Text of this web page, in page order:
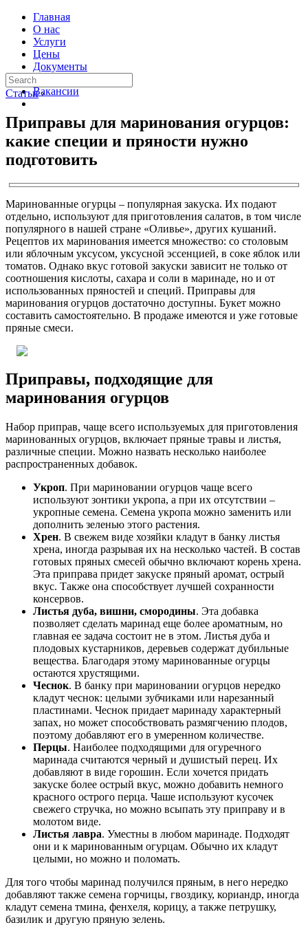
Главная
О нас
Услуги
Цены
Документы
Контакты
Вакансии
Статьи ›
Приправы для маринования огурцов:
какие специи и пряности нужно
подготовить
Маринованные огурцы – популярная закуска. Их подают
отдельно, используют для приготовления салатов, в том числе
популярного в нашей стране «Оливье», других кушаний.
Рецептов их маринования имеется множество: со столовым
или яблочным уксусом, уксусной эссенцией, в соке яблок или
томатов. Однако вкус готовой закуски зависит не только от
соотношения кислоты, сахара и соли в маринаде, но и от
использованных пряностей и специй. Приправы для
маринования огурцов достаточно доступны. Букет можно
составить самостоятельно. В продаже имеются и уже готовые
пряные смеси.
Приправы, подходящие для
маринования огурцов
Набор приправ, чаще всего используемых для приготовления
маринованных огурцов, включает пряные травы и листья,
различные специи. Можно назвать несколько наиболее
распространенных добавок.
Укроп. При мариновании огурцов чаще всего
используют зонтики укропа, а при их отсутствии –
укропные семена. Семена укропа можно заменить или
дополнить зеленью этого растения.
Хрен. В свежем виде хозяйки кладут в банку листья
хрена, иногда разрывая их на несколько частей. В состав
готовых пряных смесей обычно включают корень хрена.
Эта приправа придет закуске пряный аромат, острый
вкус. Также она способствует лучшей сохранности
консервов.
Листья дуба, вишни, смородины. Эта добавка
позволяет сделать маринад еще более ароматным, но
главная ее задача состоит не в этом. Листья дуба и
плодовых кустарников, деревьев содержат дубильные
вещества. Благодаря этому маринованные огурцы
остаются хрустящими.
Чеснок. В банку при мариновании огурцов нередко
кладут чеснок: целыми зубчиками или нарезанный
пластинами. Чеснок придает маринаду характерный
запах, но может способствовать размягчению плодов,
поэтому добавляют его в умеренном количестве.
Перцы. Наиболее подходящими для огуречного
маринада считаются черный и душистый перец. Их
добавляют в виде горошин. Если хочется придать
закуске более острый вкус, можно добавить немного
красного острого перца. Чаше используют кусочек
свежего стручка, но можно всыпать эту приправу и в
молотом виде.
Листья лавра. Уместны в любом маринаде. Подходят
они и к маринованным огурцам. Обычно их кладут
целыми, но можно и поломать.
Для того чтобы маринад получился пряным, в него нередко
добавляют также семена горчицы, гвоздику, кориандр, иногда
кладут семена тмина, фенхеля, корицу, а также петрушку,
базилик и другую пряную зелень.